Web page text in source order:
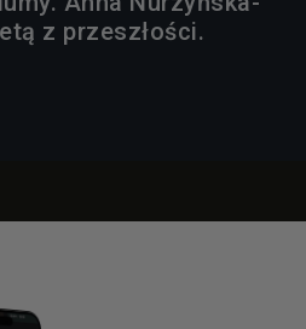
z przeszłości.